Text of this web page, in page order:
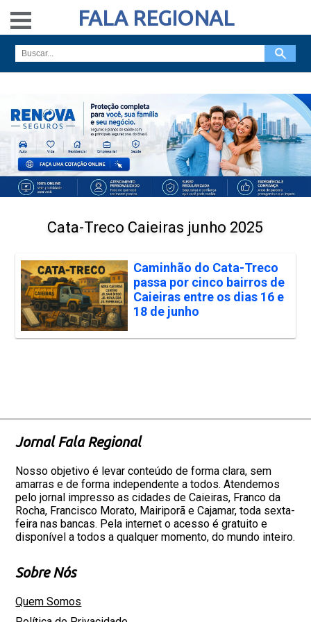
FALA REGIONAL
Cata-Treco Caieiras junho 2025
Caminhão do Cata-Treco
passa por cinco bairros de
Caieiras entre os dias 16 e
18 de junho
Jornal Fala Regional
Nosso objetivo é levar conteúdo de forma clara, sem
amarras e de forma independente a todos. Atendemos
pelo jornal impresso as cidades de Caieiras, Franco da
Rocha, Francisco Morato, Mairiporã e Cajamar, toda sexta-
feira nas bancas. Pela internet o acesso é gratuito e
disponível a todos a qualquer momento, do mundo inteiro.
Sobre Nós
Quem Somos